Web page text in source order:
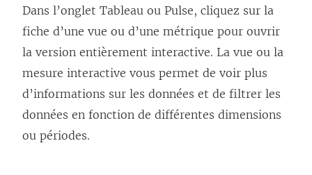
r
e
)
Dans l’onglet Tableau ou Pulse, cliquez sur la
fiche d’une vue ou d’une métrique pour ouvrir
la version entièrement interactive. La vue ou la
mesure interactive vous permet de voir plus
d’informations sur les données et de filtrer les
données en fonction de différentes dimensions
ou périodes.